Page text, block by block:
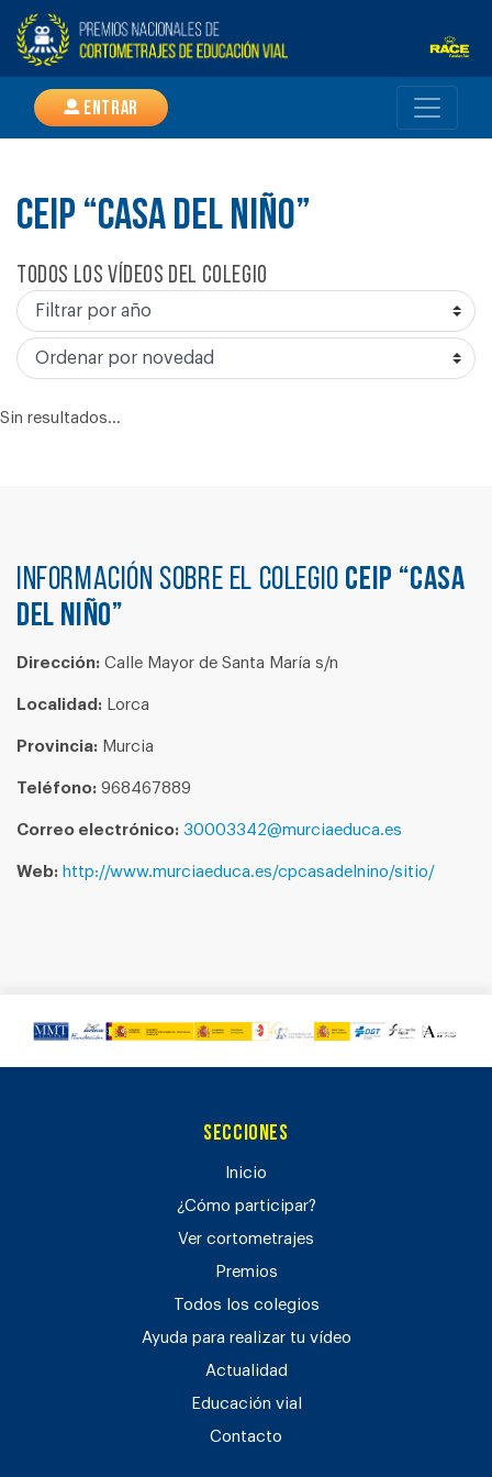
Entrar
CEIP “CASA DEL NIÑO”
Todos los vídeos del colegio
Sin resultados...
Información sobre el colegio CEIP “CASA
DEL NIÑO”
Dirección: Calle Mayor de Santa María s/n
Localidad: Lorca
Provincia: Murcia
Teléfono: 968467889
Correo electrónico: 30003342@murciaeduca.es
Web: http://www.murciaeduca.es/cpcasadelnino/sitio/
Secciones
Inicio
¿Cómo participar?
Ver cortometrajes
Premios
Todos los colegios
Ayuda para realizar tu vídeo
Actualidad
Educación vial
Contacto